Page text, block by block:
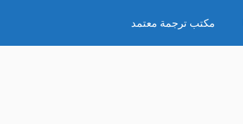
مكتب ترجمة معتمد